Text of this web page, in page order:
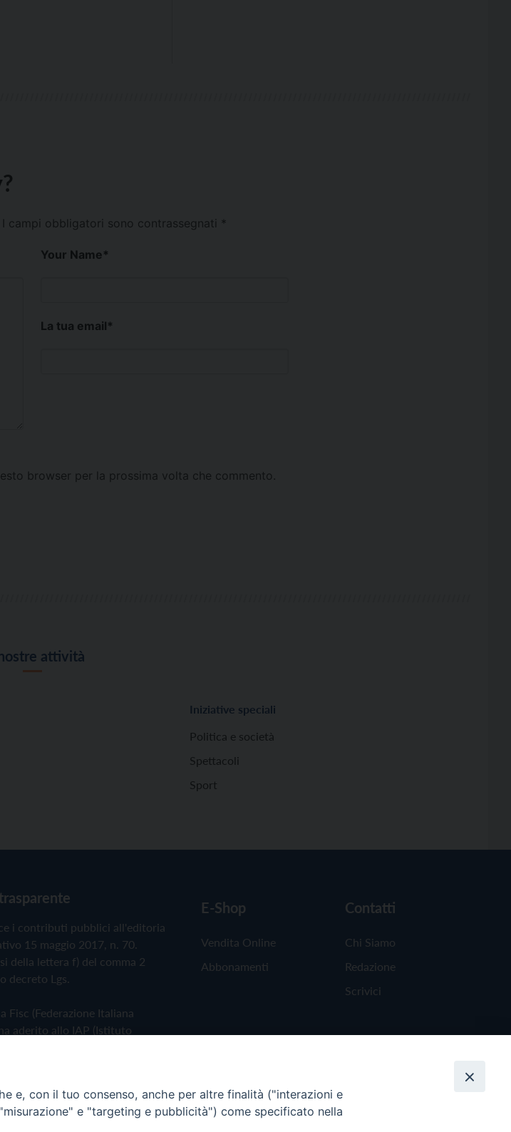
I campi obbligatori sono contrassegnati *
Your Name*
La tua email*
browser per la prossima volta che commento.
attività
Iniziative speciali
Politica e società
Spettacoli
Sport
i contributi pubblici all'editoria
15 maggio 2017, n. 70.
della lettera f) del comma 2
decreto Lgs.
Fisc (Federazione Italiana
aderito allo IAP (Istituto
Policy
E-Shop
Vendita Online
Abbonamenti
Contatti
Chi Siamo
Redazione
Scrivici
e, con il tuo consenso, anche per altre finalità ("interazioni e
e "targeting e pubblicità") come specificato nella